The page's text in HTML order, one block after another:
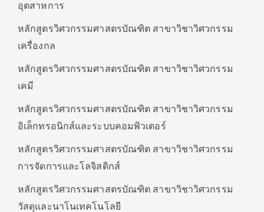
อุตสาหการ
หลักสูตรวิศวกรรมศาสตรบัณฑิต สาขาวิชาวิศวกรรม
เครื่องกล
หลักสูตรวิศวกรรมศาสตรบัณฑิต สาขาวิชาวิศวกรรม
เคมี
หลักสูตรวิศวกรรมศาสตรบัณฑิต สาขาวิชาวิศวกรรม
อิเล็กทรอนิกส์และระบบคอมพิวเตอร์
หลักสูตรวิศวกรรมศาสตรบัณฑิต สาขาวิชาวิศวกรรม
การจัดการและโลจิสติกส์
หลักสูตรวิศวกรรมศาสตรบัณฑิต สาขาวิชาวิศวกรรม
วัสดุและนาโนเทคโนโลยี